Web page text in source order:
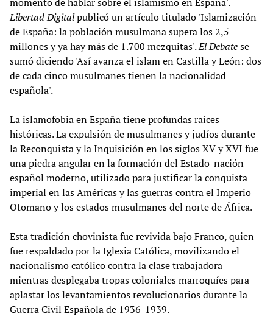
Libertad Digitalpublicó un artículo titulado 'Islamización
de España: la población musulmana supera los 2,5
millones y ya hay más de 1.700 mezquitas'.El Debatese
sumó diciendo 'Así avanza el islam en Castilla y León: dos
de cada cinco musulmanes tienen la nacionalidad
española'.
La islamofobia en España tiene profundas raíces
históricas. La expulsión de musulmanes y judíos durante
la Reconquista y la Inquisición en los siglos XV y XVI fue
una piedra angular en la formación del Estado-nación
español moderno, utilizado para justificar la conquista
imperial en las Américas y las guerras contra el Imperio
Otomano y los estados musulmanes del norte de África.
Esta tradición chovinista fue revivida bajo Franco, quien
fue respaldado por la Iglesia Católica, movilizando el
nacionalismo católico contra la clase trabajadora
mientras desplegaba tropas coloniales marroquíes para
aplastar los levantamientos revolucionarios durante la
Guerra Civil Española de 1936-1939.